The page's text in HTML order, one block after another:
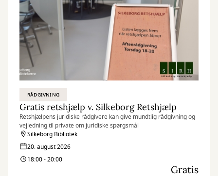
RÅDGIVNING
Gratis retshjælp v. Silkeborg Retshjælp
Retshjælpens juridiske rådgivere kan give mundtlig rådgivning og
vejledning til private om juridiske spørgsmål
Silkeborg Bibliotek
20. august 2026
18:00 - 20:00
Gratis